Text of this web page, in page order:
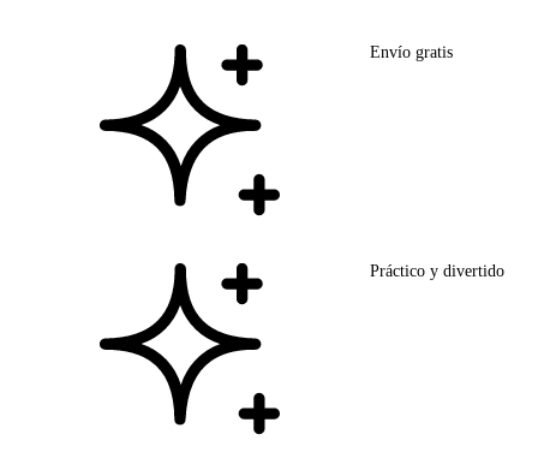
Envío gratis
Práctico y divertido